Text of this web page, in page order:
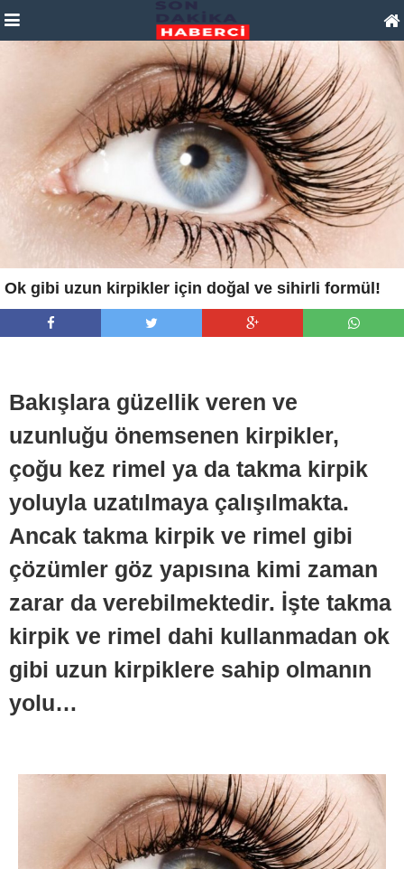
Ok gibi uzun kirpikler için doğal ve sihirli formül!
Bakışlara güzellik veren ve
uzunluğu önemsenen kirpikler,
çoğu kez rimel ya da takma kirpik
yoluyla uzatılmaya çalışılmakta.
Ancak takma kirpik ve rimel gibi
çözümler göz yapısına kimi zaman
zarar da verebilmektedir. İşte takma
kirpik ve rimel dahi kullanmadan ok
gibi uzun kirpiklere sahip olmanın
yolu…